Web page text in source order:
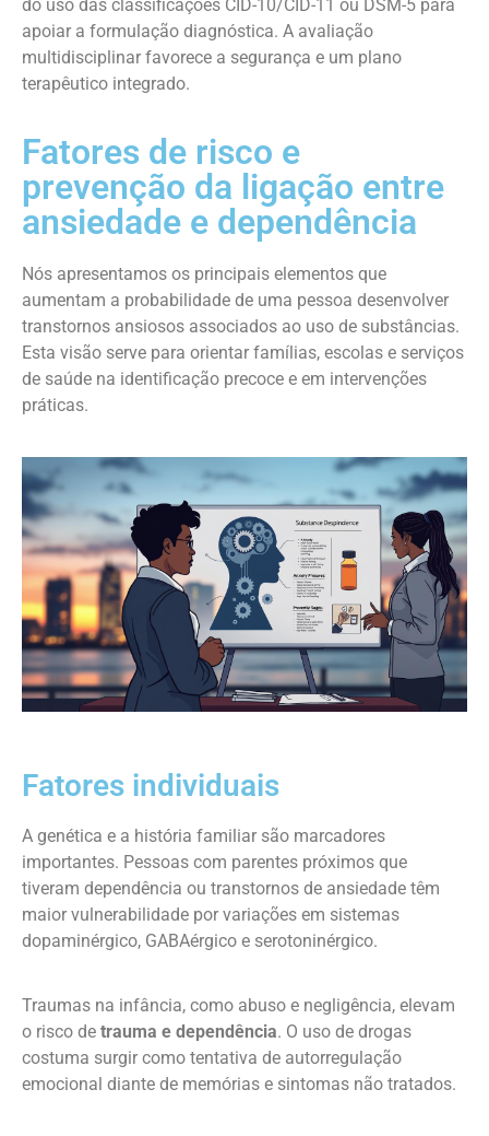
do uso das classificações CID-10/CID-11 ou DSM-5 para
apoiar a formulação diagnóstica. A avaliação
multidisciplinar favorece a segurança e um plano
terapêutico integrado.
Fatores de risco e
prevenção da ligação entre
ansiedade e dependência
Nós apresentamos os principais elementos que
aumentam a probabilidade de uma pessoa desenvolver
transtornos ansiosos associados ao uso de substâncias.
Esta visão serve para orientar famílias, escolas e serviços
de saúde na identificação precoce e em intervenções
práticas.
Fatores individuais
A genética e a história familiar são marcadores
importantes. Pessoas com parentes próximos que
tiveram dependência ou transtornos de ansiedade têm
maior vulnerabilidade por variações em sistemas
dopaminérgico, GABAérgico e serotoninérgico.
Traumas na infância, como abuso e negligência, elevam
o risco de trauma e dependência. O uso de drogas
costuma surgir como tentativa de autorregulação
emocional diante de memórias e sintomas não tratados.